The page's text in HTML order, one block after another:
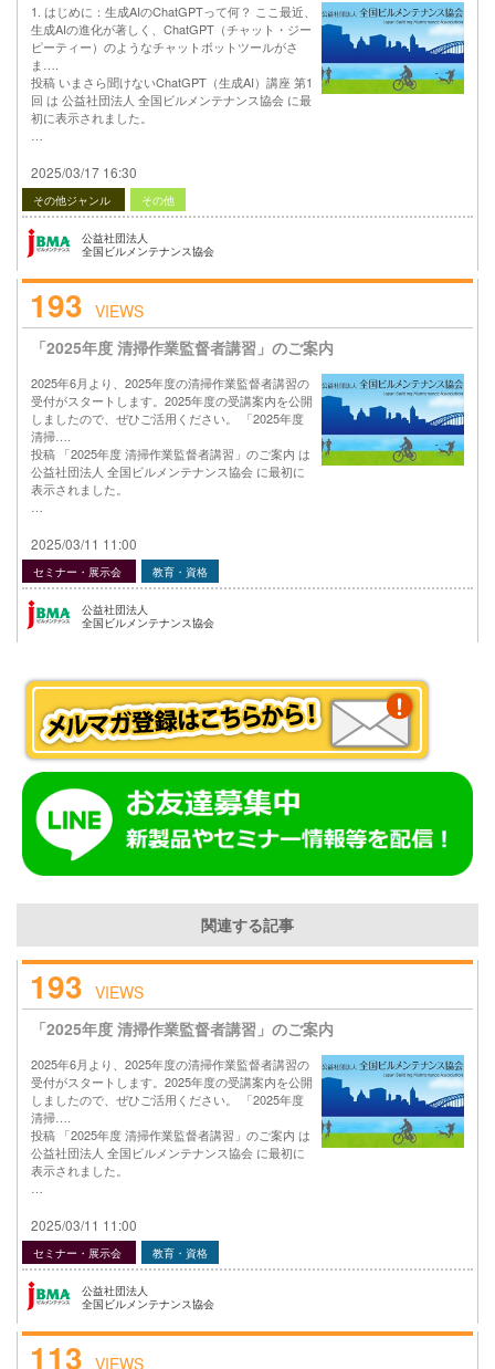
1. はじめに：生成AIのChatGPTって何？ ここ最近、
生成AIの進化が著しく、ChatGPT（チャット・ジー
ピーティー）のようなチャットボットツールがさ
ま….
投稿 いまさら聞けないChatGPT（生成AI）講座 第1
回 は 公益社団法人 全国ビルメンテナンス協会 に最
初に表示されました。
2025/03/17 16:30
その他ジャンル その他
公益社団法人
全国ビルメンテナンス協会
193 VIEWS
「2025年度 清掃作業監督者講習」のご案内
2025年6月より、2025年度の清掃作業監督者講習の
受付がスタートします。2025年度の受講案内を公開
しましたので、ぜひご活用ください。 「2025年度
清掃….
投稿 「2025年度 清掃作業監督者講習」のご案内 は
公益社団法人 全国ビルメンテナンス協会 に最初に
表示されました。
2025/03/11 11:00
セミナー・展示会 教育・資格
公益社団法人
全国ビルメンテナンス協会
関連する記事
193 VIEWS
「2025年度 清掃作業監督者講習」のご案内
2025年6月より、2025年度の清掃作業監督者講習の
受付がスタートします。2025年度の受講案内を公開
しましたので、ぜひご活用ください。 「2025年度
清掃….
投稿 「2025年度 清掃作業監督者講習」のご案内 は
公益社団法人 全国ビルメンテナンス協会 に最初に
表示されました。
2025/03/11 11:00
セミナー・展示会 教育・資格
公益社団法人
全国ビルメンテナンス協会
113 VIEWS